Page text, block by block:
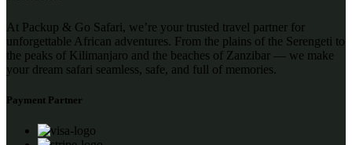
At Packup & Go Safari, we’re your trusted travel partner for
unforgettable African adventures. From the plains of the Serengeti to
the peaks of Kilimanjaro and the beaches of Zanzibar — we make
your dream safari seamless, safe, and full of memories.
Payment Partner